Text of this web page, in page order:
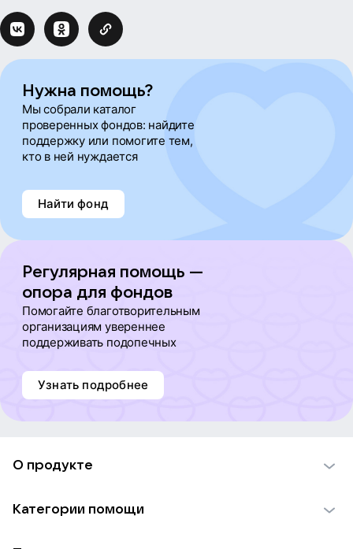
Нужна помощь?
Мы собрали каталог
проверенных фондов: найдите
поддержку или помогите тем,
кто в ней нуждается
Найти фонд
Регулярная помощь —
опора для фондов
Помогайте благотворительным
организациям увереннее
поддерживать подопечных
Узнать подробнее
О продукте
Категории помощи